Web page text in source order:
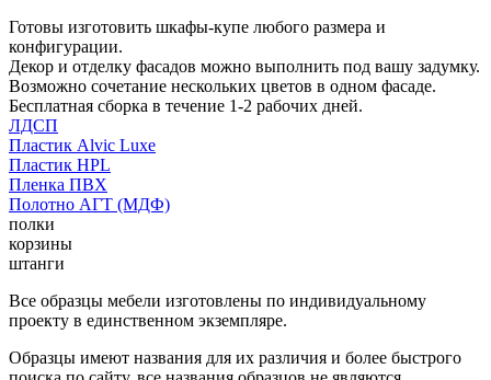
Готовы изготовить шкафы-купе любого размера и
конфигурации.
Декор и отделку фасадов можно выполнить под вашу задумку.
Возможно сочетание нескольких цветов в одном фасаде.
Бесплатная сборка в течение 1-2 рабочих дней.
ЛДСП
Пластик Alvic Luxe
Пластик HPL
Пленка ПВХ
Полотно АГТ (МДФ)
полки
корзины
штанги
Все образцы мебели изготовлены по индивидуальному
проекту в единственном экземпляре.
Образцы имеют названия для их различия и более быстрого